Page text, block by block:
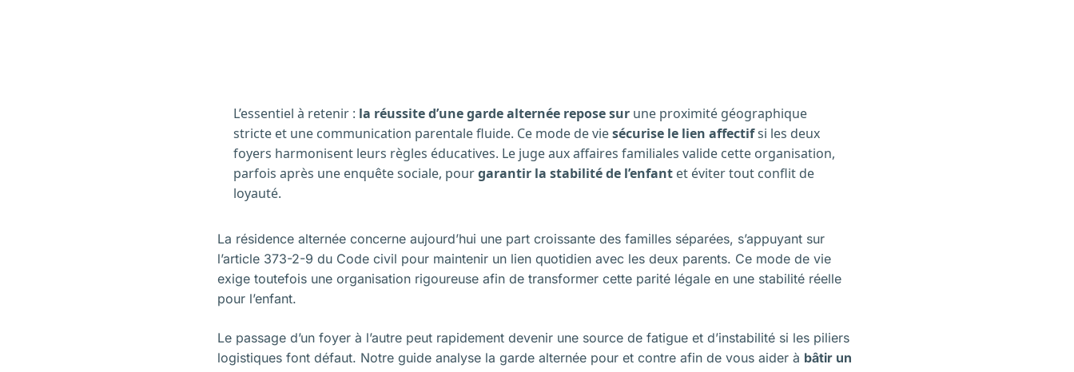
L’essentiel à retenir : la réussite d’une garde alternée repose sur une proximité géographique
stricte et une communication parentale fluide. Ce mode de viesécurise le lien affectifsi les deux
foyers harmonisent leurs règles éducatives. Le juge aux affaires familiales valide cette organisation,
parfois après une enquête sociale, pourgarantir la stabilité de l’enfant et éviter tout conflit de
loyauté.
La résidence alternée concerne aujourd’hui une part croissante des familles séparées, s’appuyant sur
l’article 373-2-9 du Code civil pour maintenir un lien quotidien avec les deux parents. Ce mode de vie
exige toutefois une organisation rigoureuse afin de transformer cette parité légale en une stabilité réelle
pour l’enfant.
Le passage d’un foyer à l’autre peut rapidement devenir une source de fatigue et d’instabilité si les piliers
logistiques font défaut. Notre guide analyse la garde alternée pour et contre afin de vous aider à bâtir un